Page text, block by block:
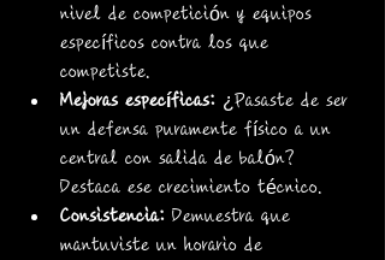
nivel de competición y equipos
específicos contra los que
competiste.
Mejoras específicas: ¿Pasaste de ser
un defensa puramente físico a un
central con salida de balón?
Destaca ese crecimiento técnico.
Consistencia: Demuestra que
mantuviste un horario de